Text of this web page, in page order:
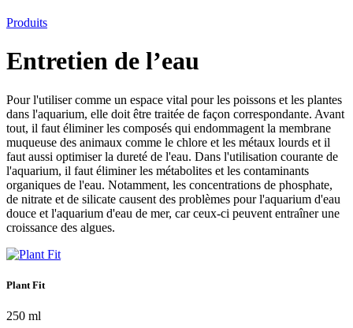
Produits
Entretien de l’eau
Pour l'utiliser comme un espace vital pour les poissons et les plantes
dans l'aquarium, elle doit être traitée de façon correspondante. Avant
tout, il faut éliminer les composés qui endommagent la membrane
muqueuse des animaux comme le chlore et les métaux lourds et il
faut aussi optimiser la dureté de l'eau. Dans l'utilisation courante de
l'aquarium, il faut éliminer les métabolites et les contaminants
organiques de l'eau. Notamment, les concentrations de phosphate,
de nitrate et de silicate causent des problèmes pour l'aquarium d'eau
douce et l'aquarium d'eau de mer, car ceux-ci peuvent entraîner une
croissance des algues.
Plant Fit
250 ml